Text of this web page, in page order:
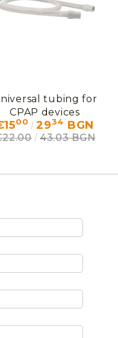
tubing for
CPAP devices
00 2934 BGN
43.03 BGN